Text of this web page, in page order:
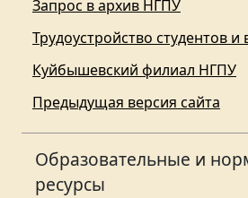
Запрос в архив НГПУ
Трудоустройство студентов и
Куйбышевский филиал НГПУ
Предыдущая версия сайта
Образовательные и
ресурсы